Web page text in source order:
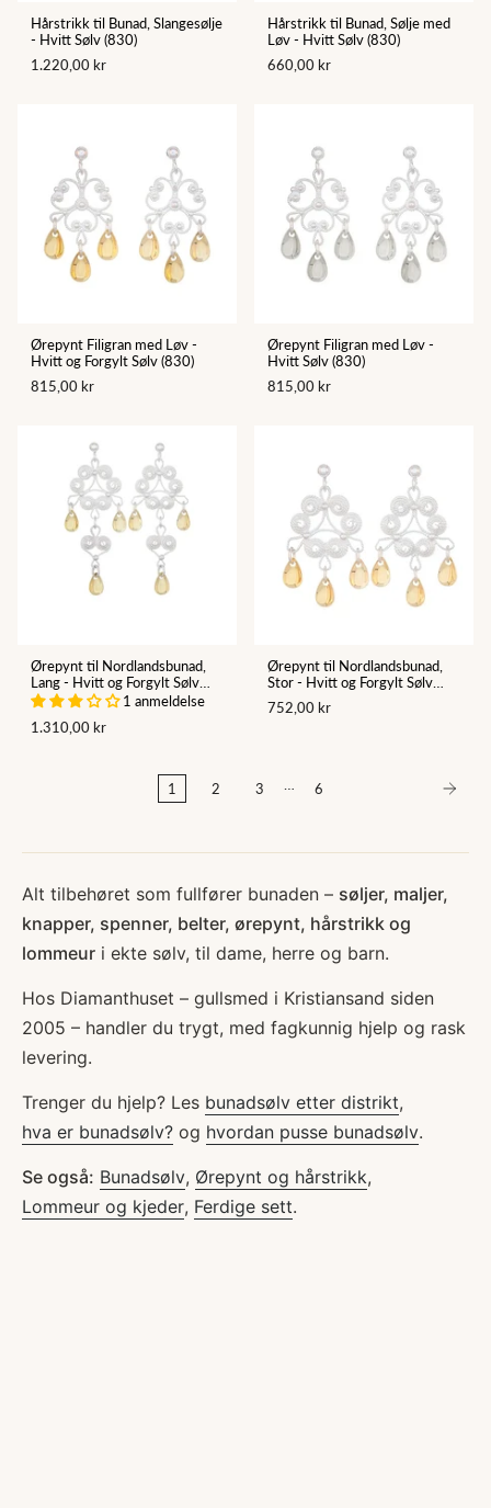
Hårstrikk til Bunad, Slangesølje
- Hvitt Sølv (830)
1.220,00 kr
Hårstrikk til Bunad, Sølje med
Løv - Hvitt Sølv (830)
660,00 kr
Ørepynt Filigran med Løv -
Hvitt og Forgylt Sølv (830)
815,00 kr
Ørepynt Filigran med Løv -
Hvitt Sølv (830)
815,00 kr
Ørepynt til Nordlandsbunad,
Lang - Hvitt og Forgylt Sølv
(830)
1 anmeldelse
1.310,00 kr
Ørepynt til Nordlandsbunad,
Stor - Hvitt og Forgylt Sølv
(830)
752,00 kr
1 2 3 … 6
Alt tilbehøret som fullfører bunaden – søljer, maljer,
knapper, spenner, belter, ørepynt, hårstrikk og
lommeur i ekte sølv, til dame, herre og barn.
Hos Diamanthuset – gullsmed i Kristiansand siden
2005 – handler du trygt, med fagkunnig hjelp og rask
levering.
Trenger du hjelp? Les bunadsølv etter distrikt,
hva er bunadsølv? og hvordan pusse bunadsølv.
Se også: Bunadsølv, Ørepynt og hårstrikk,
Lommeur og kjeder, Ferdige sett.